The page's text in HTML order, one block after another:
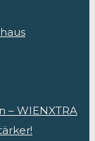
– WIENXTRA